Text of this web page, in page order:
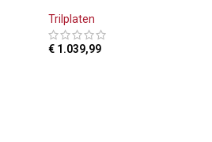
Trilplaten
€ 1.039,99